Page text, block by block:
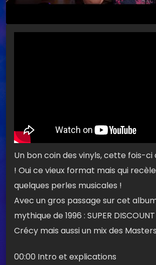
Un bon coin des vinyls, cette fois-ci
! Oui ce vieux format mais qui
quelques perles musicales !
Avec un gros passage sur cet
mythique de 1996 : SUPER
Crécy mais aussi un mix des
00:00 Intro et explications